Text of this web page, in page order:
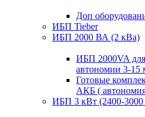
Доп
ИБП Tieber
ИБП 2000 ВА (2 кВа)
ИБП 2000VA
автономии 3-15
Готовые
АКБ (
ИБП 3 кВт (2400-